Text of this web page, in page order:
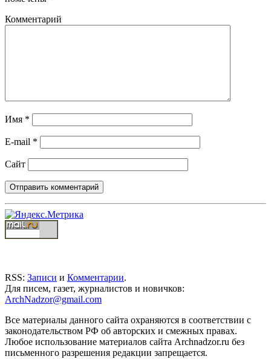
Комментарий
Имя *
E-mail *
Сайт
RSS: Записи и Комментарии.
Для писем, газет, журналистов и новичков:
ArchNadzor@gmail.com
Все материалы данного сайта охраняются в соответствии с
законодательством РФ об авторских и смежных правах.
Любое использование материалов сайта Archnadzor.ru без
письменного разрешения редакции запрещается.